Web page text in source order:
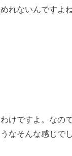
れないんですよ
けですよ。なの
なそんな感じでし